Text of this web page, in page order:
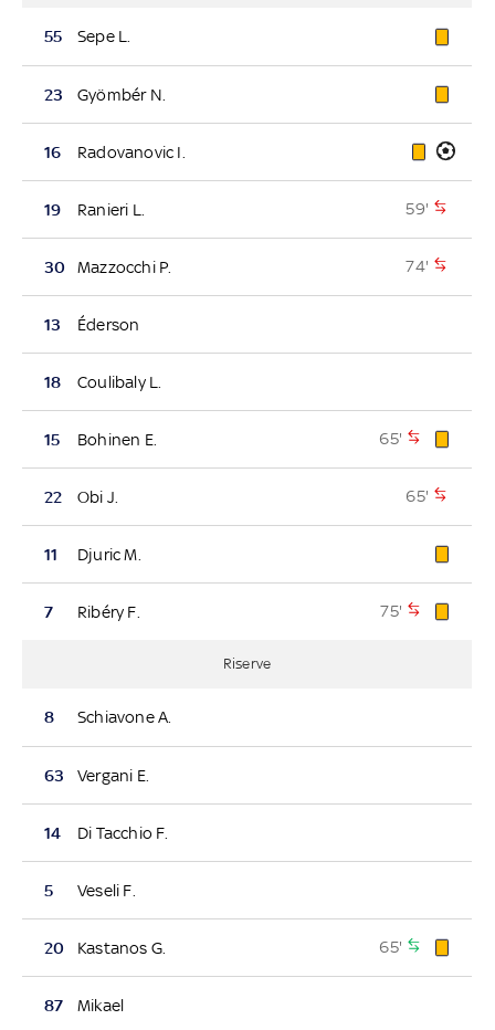
55 Sepe L.
23 Gyömbér N.
16 Radovanovic I.
19 Ranieri L. 59'
30 Mazzocchi P. 74'
13 Éderson
18 Coulibaly L.
15 Bohinen E. 65'
22 Obi J. 65'
11 Djuric M.
7 Ribéry F. 75'
Riserve
8 Schiavone A.
63 Vergani E.
14 Di Tacchio F.
5 Veseli F.
20 Kastanos G. 65'
87 Mikael